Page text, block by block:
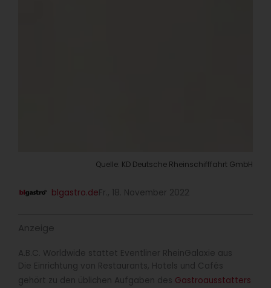
Quelle: KD Deutsche Rheinschifffahrt GmbH
blgastro.deFr., 18. November 2022
Anzeige
A.B.C. Worldwide stattet Eventliner RheinGalaxie aus
Die Einrichtung von Restaurants, Hotels und Cafés
gehört zu den üblichen Aufgaben des Gastroausstatters